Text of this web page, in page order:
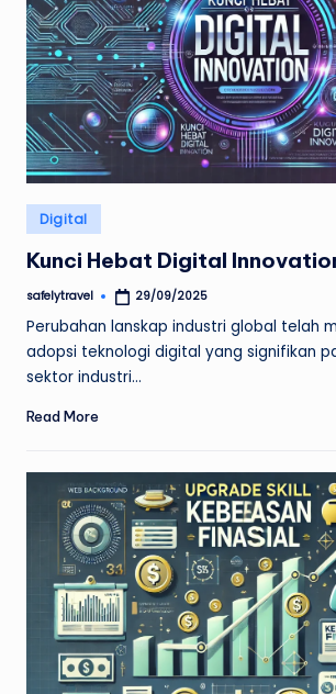
Posted
in
Digital
Kunci Hebat Digital
Posted
safelytravel 29/09/2025
Perubahan lanskap industri global telah
adopsi teknologi digital yang signifikan
sektor industri…
Read More